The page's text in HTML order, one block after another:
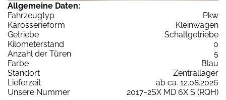
Allgemeine Daten:
Fahrzeugtyp
Pkw
Karosserieform
Kleinwagen
Getriebe
Schaltgetriebe
Kilometerstand
0
Anzahl der Türen
5
Farbe
Blau
Standort
Zentrallager
Lieferzeit
ab ca. 12.08.2026
Unsere Nummer
2017-2SX MD 6X S (RQH)